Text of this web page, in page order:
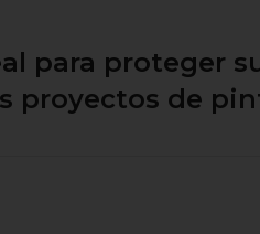
para proteger
proyectos de